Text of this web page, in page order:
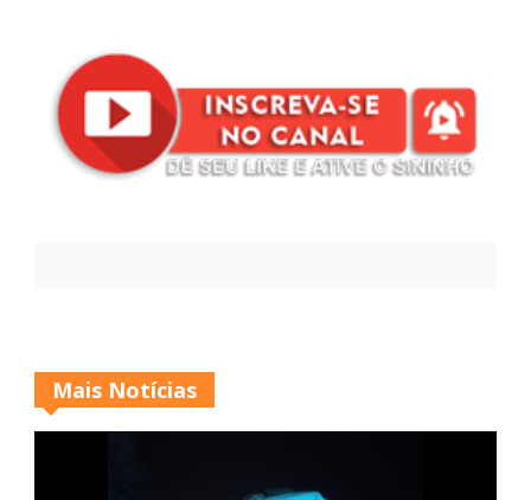
Mais Notícias